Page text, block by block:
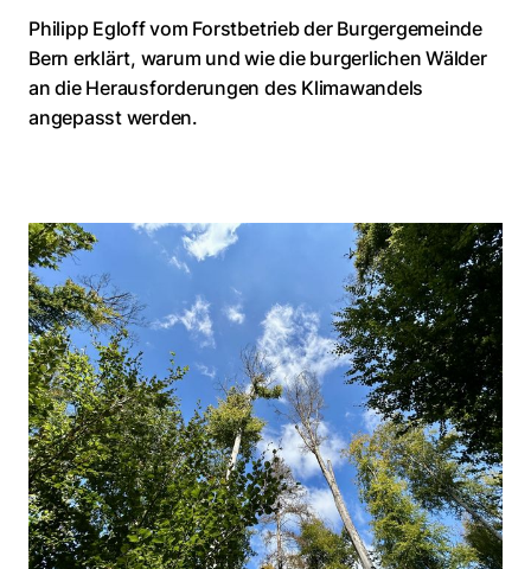
Philipp Egloff vom Forstbetrieb der Burgergemeinde
Bern erklärt, warum und wie die burgerlichen Wälder
an die Herausforderungen des Klimawandels
angepasst werden.